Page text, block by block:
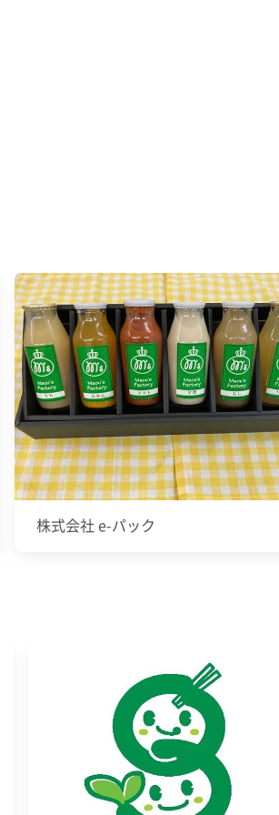
株式会社 e-パック